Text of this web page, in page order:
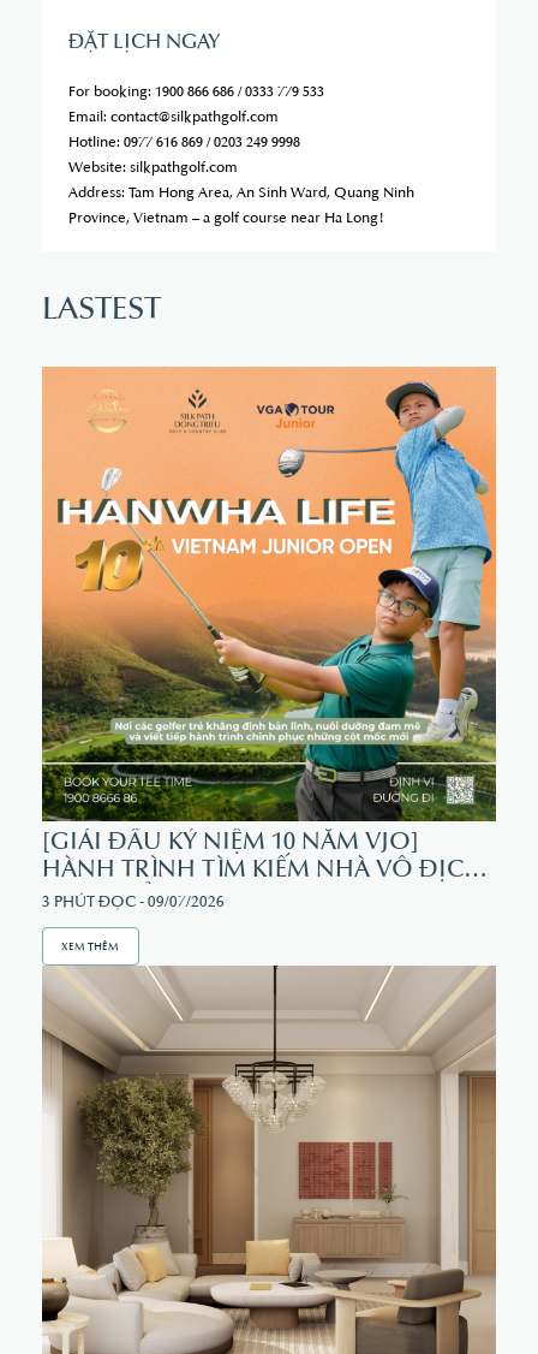
ĐẶT LỊCH NGAY
For booking: 1900 866 686 / 0333 779 533
Email: contact@silkpathgolf.com
Hotline: 0977 616 869 / 0203 249 9998
Website: silkpathgolf.com
Address: Tam Hong Area, An Sinh Ward, Quang Ninh
Province, Vietnam – a golf course near Ha Long!
LASTEST
[GIẢI ĐẤU KỶ NIỆM 10 NĂM VJO]
HÀNH TRÌNH TÌM KIẾM NHÀ VÔ ĐỊCH
GOLF TRẺ
3 PHÚT ĐỌC - 09/07/2026
XEM THÊM